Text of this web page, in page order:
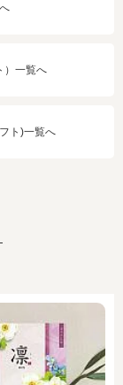
）一覧へ
ト)一覧へ